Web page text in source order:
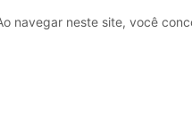
navegar neste site, você